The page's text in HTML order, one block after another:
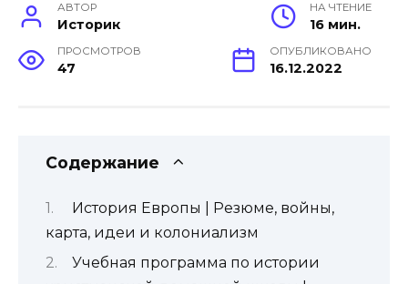
АВТОР
Историк
НА ЧТЕНИЕ
16 мин.
ПРОСМОТРОВ
47
ОПУБЛИКОВАНО
16.12.2022
Содержание
История Европы | Резюме, войны,
карта, идеи и колониализм
Учебная программа по истории